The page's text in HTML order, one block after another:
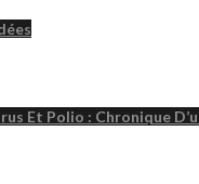
Et Polio : Chronique